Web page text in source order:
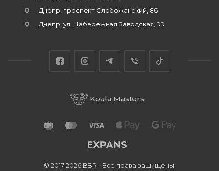
Днепр, проспект Слобожанский, 86
Днепр, ул. Набережная Заводская, 99
Koala Masters
© 2017-2026 BBR - Все права защищены.